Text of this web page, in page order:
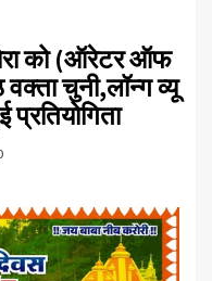
को (ऑरेटर ऑफ
चुनी,लॉन्ग व्यू